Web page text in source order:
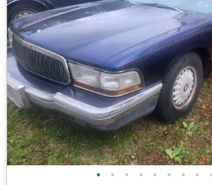
• • • • • • • • •